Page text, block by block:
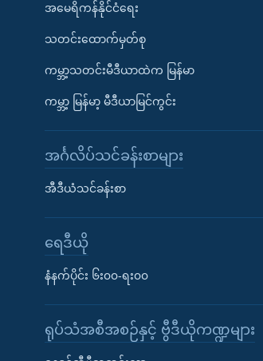
အမေရိကန်နိုင်ငံရေး
သတင်းထောက်မှတ်စု
ကမ္ဘာ့သတင်းမီဒီယာထဲက မြန်မာ
ကမ္ဘာ့ မြန်မာ့ မီဒီယာမြင်ကွင်း
အင်္ဂလိပ်သင်ခန်းစာများ
အီဒီယံသင်ခန်းစာ
ရေဒီယို
နံနက်ပိုင်း ၆း၀၀-ရး၀၀
ရုပ်သံအစီအစဉ်နှင့် ဗွီဒီယိုကဏ္ဍများ